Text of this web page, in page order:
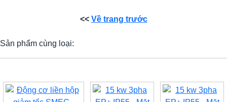
<< Về trang trước
Sản phẩm cùng loại: